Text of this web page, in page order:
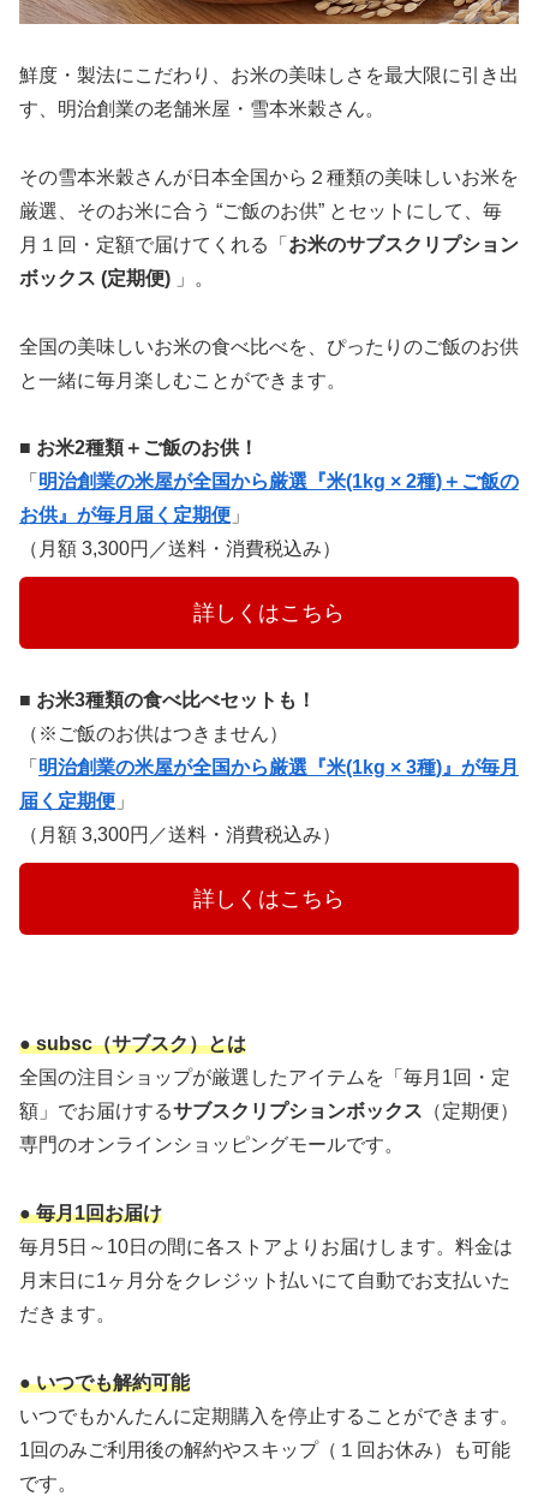
鮮度・製法にこだわり、お米の美味しさを最大限に引き出
す、明治創業の老舗米屋・雪本米穀さん。
その雪本米穀さんが日本全国から２種類の美味しいお米を
厳選、そのお米に合う “ご飯のお供” とセットにして、毎
月１回・定額で届けてくれる「 お米のサブスクリプション
ボックス (定期便) 」。
全国の美味しいお米の食べ比べを、ぴったりのご飯のお供
と一緒に毎月楽しむことができます。
■ お米2種類＋ご飯のお供！
「 明治創業の米屋が全国から厳選『米(1kg × 2種)＋ご飯の
お供』が毎月届く定期便 」
（月額 3,300円／送料・消費税込み）
詳しくはこちら
■ お米3種類の食べ比べセットも！
（※ご飯のお供はつきません）
「 明治創業の米屋が全国から厳選『米(1kg × 3種)』が毎月
届く定期便 」
（月額 3,300円／送料・消費税込み）
詳しくはこちら
● subsc（サブスク）とは
全国の注目ショップが厳選したアイテムを「毎月1回・定
額」でお届けするサブスクリプションボックス （定期便）
専門のオンラインショッピングモールです。
● 毎月1回お届け
毎月5日～10日の間に各ストアよりお届けします。料金は
月末日に1ヶ月分をクレジット払いにて自動でお支払いた
だきます。
● いつでも解約可能
いつでもかんたんに定期購入を停止することができます。
1回のみご利用後の解約やスキップ（１回お休み）も可能
です。